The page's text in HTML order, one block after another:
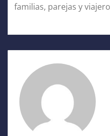
familias, parejas y